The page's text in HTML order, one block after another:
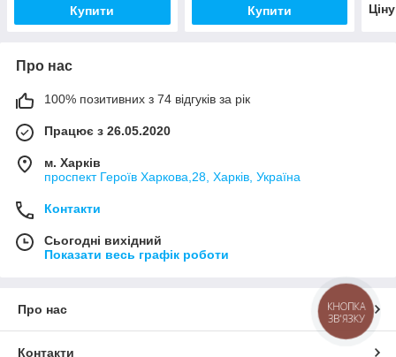
Купити Купити
Про нас
100% позитивних з 74 відгуків за рік
Працює з 26.05.2020
м. Харків
проспект Героїв Харкова,28, Харків, Україна
Контакти
Сьогодні вихідний
Показати весь графік роботи
Про нас
Контакти
КНОПКА
ЗВ'ЯЗКУ